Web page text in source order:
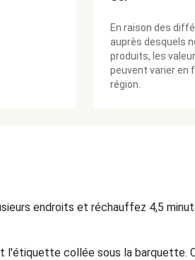
En raison des
auprès desquels
produits, les
peuvent varier en
région.
endroits et réchauffez 4,5
l'étiquette collée sous la barquette.